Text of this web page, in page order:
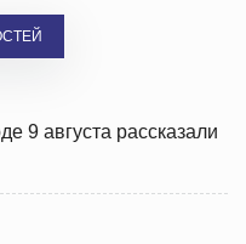
9 августа рассказали